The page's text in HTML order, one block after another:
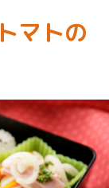
マトの